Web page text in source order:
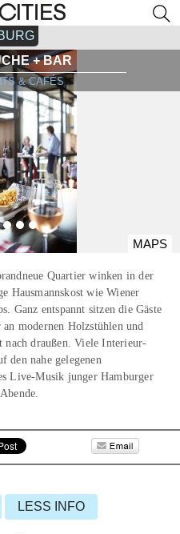
+ BAR
& CAFÉS
MAPS
Quartier winken in der
Hausmannskost wie Wiener
Ganz entspannt sitzen die Gäste
modernen Holzstühlen und
nach draußen. Viele Interieur-
den nahe gelegenen
Live-Musik junger Hamburger
LESS INFO